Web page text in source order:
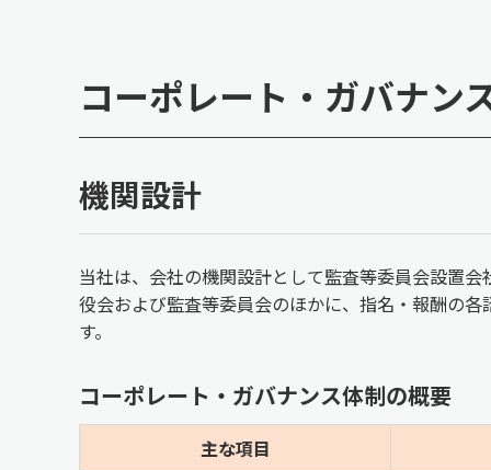
コーポレート・ガバナン
機関設計
当社は、会社の機関設計として監査等委員会設置
役会および監査等委員会のほかに、指名・報酬の
す。
コーポレート・ガバナンス体制の概要
主な項目